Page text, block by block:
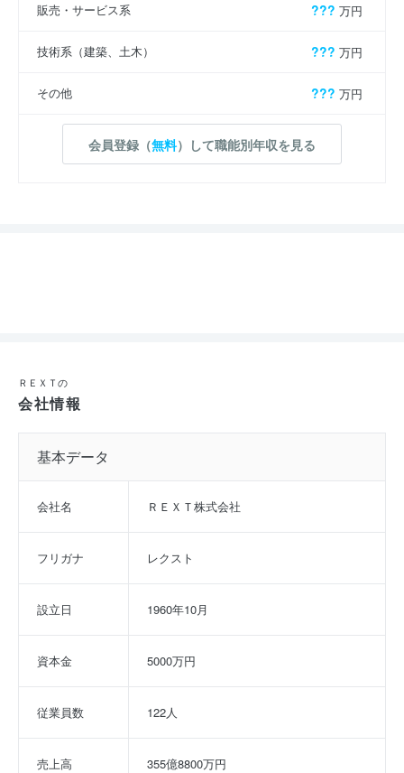
販売・サービス系 ??? 万円
技術系（建築、土木） ??? 万円
その他 ??? 万円
会員登録（無料）して職能別年収を見る
ＲＥＸＴの
会社情報
基本データ
会社名 ＲＥＸＴ株式会社
フリガナ レクスト
設立日 1960年10月
資本金 5000万円
従業員数 122人
売上高 355億8800万円